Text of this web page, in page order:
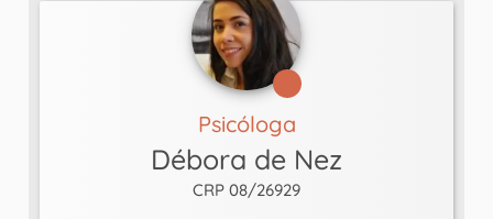
Psicóloga
Débora de Nez
CRP 08/26929